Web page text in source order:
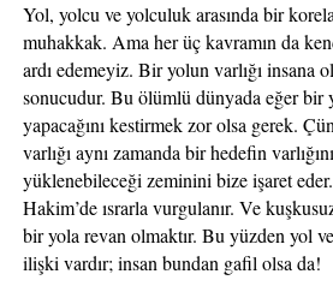
Yol, yolcu ve yolculuk arasında bir
muhakkak. Ama her üç kavramın da
ardı edemeyiz. Bir yolun varlığı insana
sonucudur. Bu ölümlü dünyada eğer bir
yapacağını kestirmek zor olsa gerek.
varlığı aynı zamanda bir hedefin
yüklenebileceği zeminini bize işaret
Hakim’de ısrarla vurgulanır. Ve
bir yola revan olmaktır. Bu yüzden yol
ilişki vardır; insan bundan gafil olsa da!